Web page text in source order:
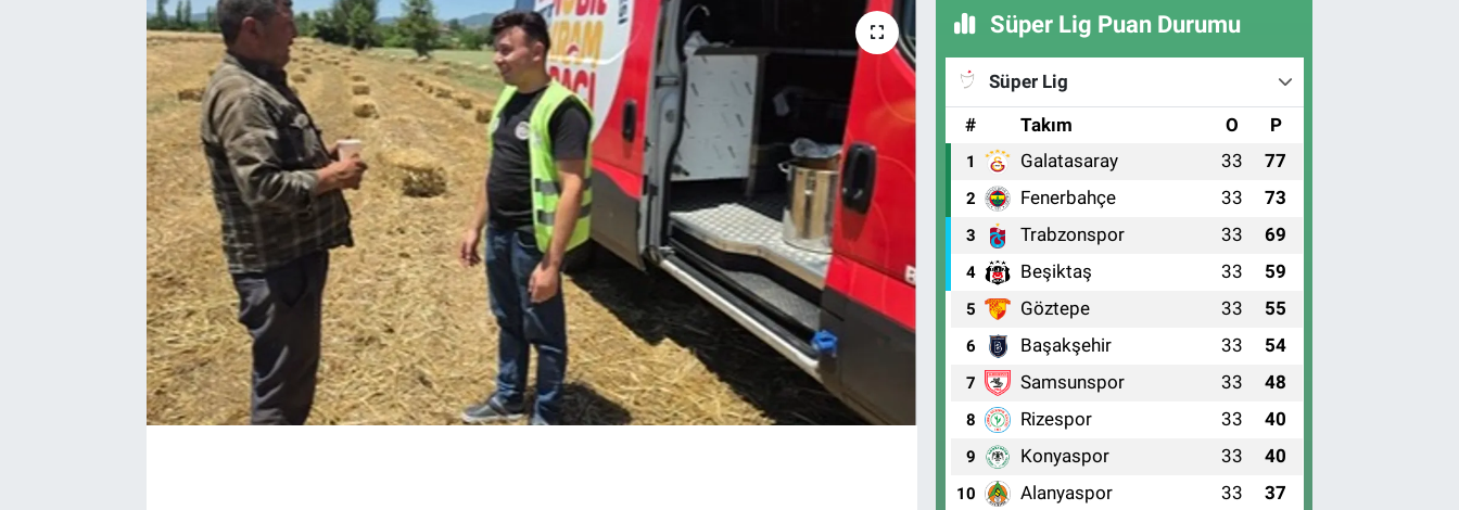
Süper Lig Puan Durumu
Süper Lig
#
Takım O P
1 Galatasaray 33 77
2 Fenerbahçe 33 73
3 Trabzonspor 33 69
4 Beşiktaş 33 59
5 Göztepe 33 55
6 Başakşehir 33 54
7 Samsunspor 33 48
8 Rizespor 33 40
9 Konyaspor 33 40
10 Alanyaspor 33 37